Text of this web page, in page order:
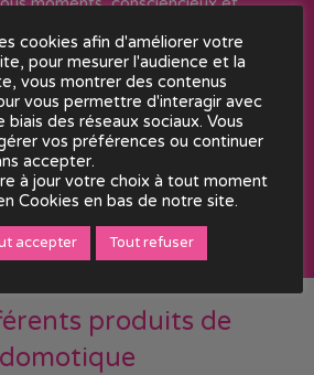
bien fait, nous modulons en
techniques et de vos
nos solutions d’ouvertures
pour vous offrir le meilleur du
adaptant à votre budget.
UNE DEMANDE
produits de
domotique
cookies afin d'améliorer votre
pour mesurer l'audience et la
vous montrer des contenus
vous permettre d'interagir avec
biais des réseaux sociaux. Vous
vos préférences ou continuer
accepter.
à jour votre choix à tout moment
Cookies en bas de notre site.
accepter Tout refuser